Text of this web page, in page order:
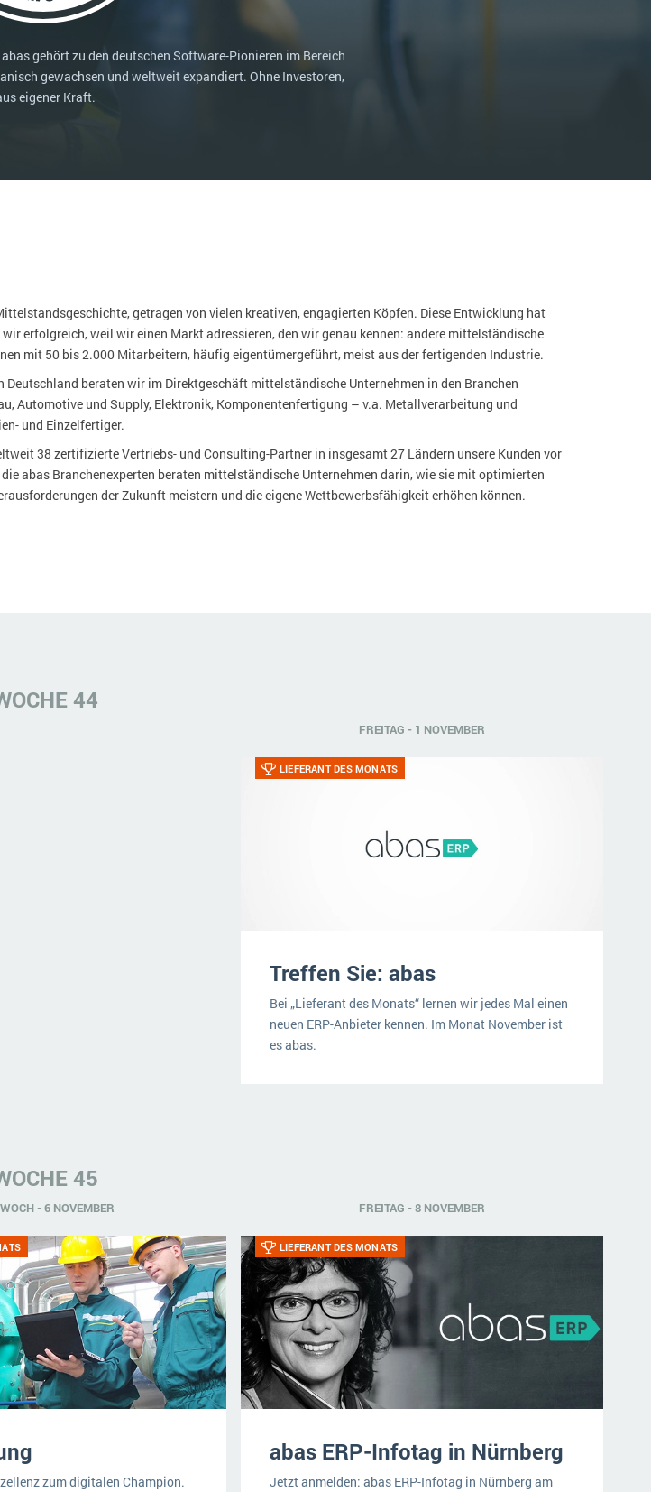
Kosten
Lebensmittelindustrie
ERP- oder FSM-System: clever und effizient
NACHRICHTENARCHIV
gehört zu den deutschen Software-Pionieren im Bereich
gewachsen und weltweit expandiert. Ohne Investoren,
eigener Kraft.
getragen von vielen kreativen, engagierten Köpfen. Diese Entwicklung hat
erfolgreich, weil wir einen Markt adressieren, den wir genau kennen: andere mittelständische
mit 50 bis 2.000 Mitarbeitern, häufig eigentümergeführt, meist aus der fertigenden Industrie.
Deutschland beraten wir im Direktgeschäft mittelständische Unternehmen in den Branchen
Automotive und Supply, Elektronik, Komponentenfertigung – v.a. Metallverarbeitung und
und Einzelfertiger.
38 zertifizierte Vertriebs- und Consulting-Partner in insgesamt 27 Ländern unsere Kunden vor
abas Branchenexperten beraten mittelständische Unternehmen darin, wie sie mit optimierten
der Zukunft meistern und die eigene Wettbewerbsfähigkeit erhöhen können.
44
FREITAG - 1 NOVEMBER
LIEFERANT DES MONATS
Treffen Sie: abas
Bei „Lieferant des Monats“ lernen wir jedes Mal einen
neuen ERP-Anbieter kennen. Im Monat November ist
es abas.
45
- 6 NOVEMBER
zum digitalen Champion.
FREITAG - 8 NOVEMBER
LIEFERANT DES MONATS
abas ERP-Infotag in Nürnberg
Jetzt anmelden: abas ERP-Infotag in Nürnberg am